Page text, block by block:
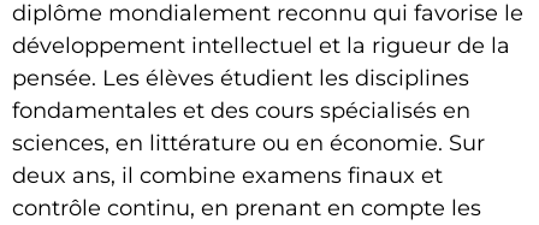
diplôme mondialement reconnu qui favorise le
développement intellectuel et la rigueur de la
pensée. Les élèves étudient les disciplines
fondamentales et des cours spécialisés en
sciences, en littérature ou en économie. Sur
deux ans, il combine examens finaux et
contrôle continu, en prenant en compte les